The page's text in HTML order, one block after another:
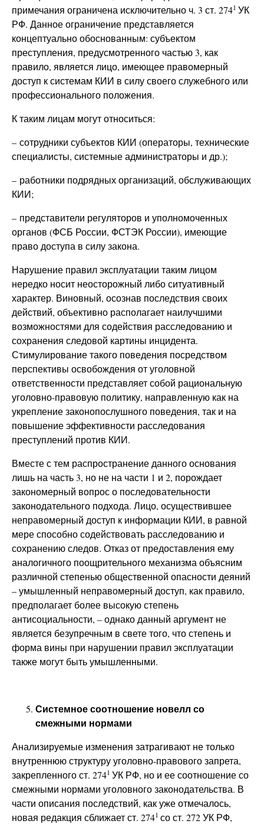
примечания ограничена исключительно ч. 3 ст. 2741 УК
РФ. Данное ограничение представляется
концептуально обоснованным: субъектом
преступления, предусмотренного частью 3, как
правило, является лицо, имеющее правомерный
доступ к системам КИИ в силу своего служебного или
профессионального положения.
К таким лицам могут относиться:
– сотрудники субъектов КИИ (операторы, технические
специалисты, системные администраторы и др.);
– работники подрядных организаций, обслуживающих
КИИ;
– представители регуляторов и уполномоченных
органов (ФСБ России, ФСТЭК России), имеющие
право доступа в силу закона.
Нарушение правил эксплуатации таким лицом
нередко носит неосторожный либо ситуативный
характер. Виновный, осознав последствия своих
действий, объективно располагает наилучшими
возможностями для содействия расследованию и
сохранения следовой картины инцидента.
Стимулирование такого поведения посредством
перспективы освобождения от уголовной
ответственности представляет собой рациональную
уголовно-правовую политику, направленную как на
укрепление законопослушного поведения, так и на
повышение эффективности расследования
преступлений против КИИ.
Вместе с тем распространение данного основания
лишь на часть 3, но не на части 1 и 2, порождает
закономерный вопрос о последовательности
законодательного подхода. Лицо, осуществившее
неправомерный доступ к информации КИИ, в равной
мере способно содействовать расследованию и
сохранению следов. Отказ от предоставления ему
аналогичного поощрительного механизма объясним
различной степенью общественной опасности деяний
– умышленный неправомерный доступ, как правило,
предполагает более высокую степень
антисоциальности, – однако данный аргумент не
является безупречным в свете того, что степень и
форма вины при нарушении правил эксплуатации
также могут быть умышленными.
Системное соотношение новелл со
смежными нормами
Анализируемые изменения затрагивают не только
внутреннюю структуру уголовно-правового запрета,
закрепленного ст. 2741 УК РФ, но и ее соотношение со
смежными нормами уголовного законодательства. В
части описания последствий, как уже отмечалось,
новая редакция сближает ст. 2741 со ст. 272 УК РФ,